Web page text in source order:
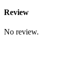
Review
No review.